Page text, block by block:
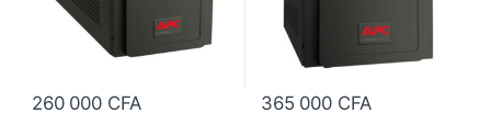
260 000 CFA 365 000 CFA